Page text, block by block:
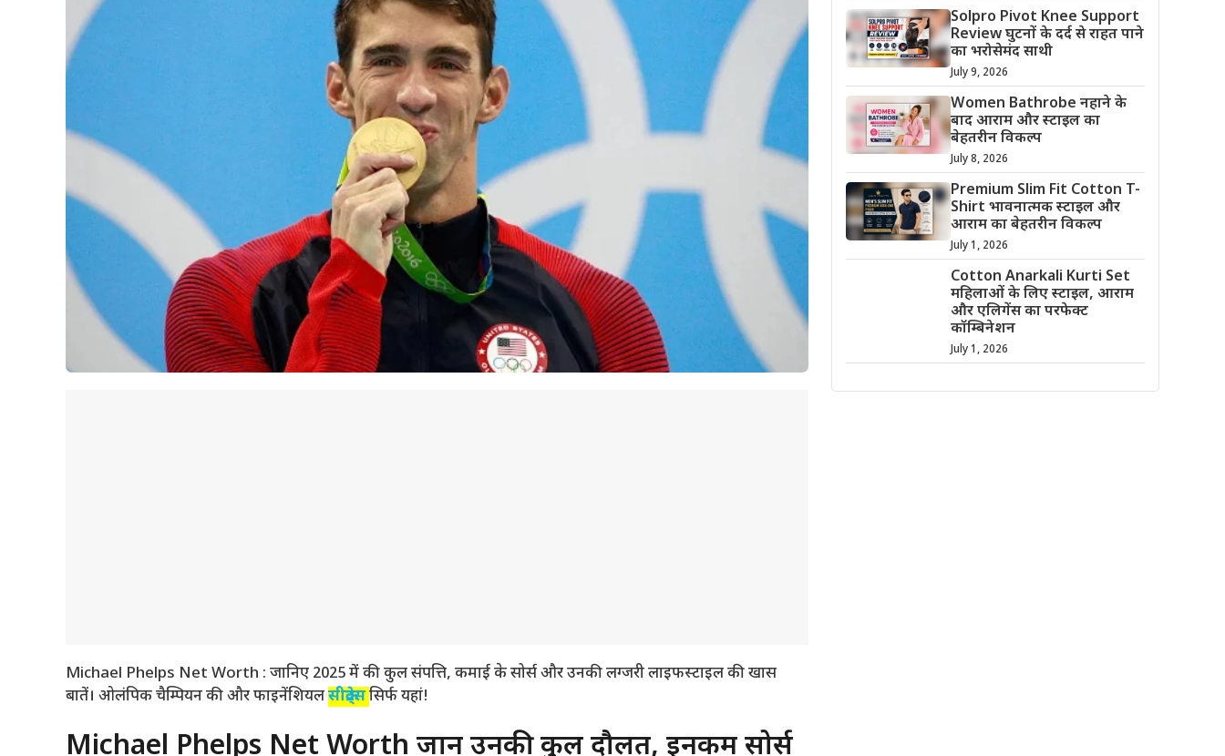
Michael Phelps Net Worth : जानिए 2025 में की कुल संपत्ति, कमाई के सोर्स और उनकी लग्जरी लाइफस्टाइल की खास
बातें। ओलंपिक चैम्पियन की और फाइनेंशियलसीक्रेट्ससिर्फ यहां!
Michael Phelps Net Worth जानें उनकी कुल दौलत, इनकम सोर्स
Solpro Pivot Knee Support
Review घुटनों के दर्द से राहत पाने
का भरोसेमंद साथी
July 9, 2026
Women Bathrobe नहाने के
बाद आराम और स्टाइल का
बेहतरीन विकल्प
July 8, 2026
Premium Slim Fit Cotton T-
Shirt भावनात्मक स्टाइल और
आराम का बेहतरीन विकल्प
July 1, 2026
Cotton Anarkali Kurti Set
महिलाओं के लिए स्टाइल, आराम
और एलिगेंस का परफेक्ट
कॉम्बिनेशन
July 1, 2026